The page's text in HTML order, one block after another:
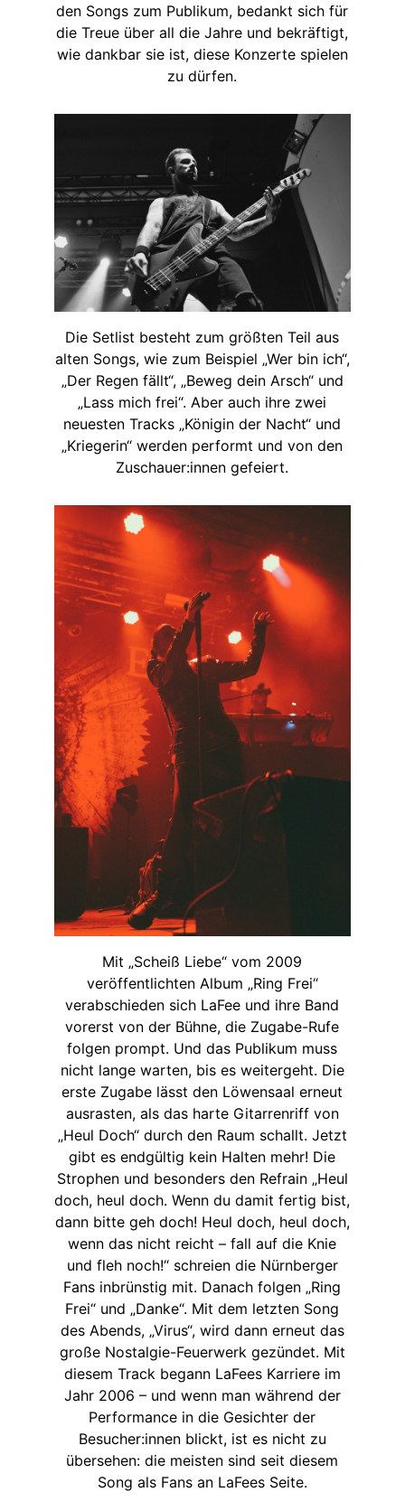
den Songs zum Publikum, bedankt sich für
die Treue über all die Jahre und bekräftigt,
wie dankbar sie ist, diese Konzerte spielen
zu dürfen.
Die Setlist besteht zum größten Teil aus
alten Songs, wie zum Beispiel „Wer bin ich“,
„Der Regen fällt“, „Beweg dein Arsch“ und
„Lass mich frei“. Aber auch ihre zwei
neuesten Tracks „Königin der Nacht“ und
„Kriegerin“ werden performt und von den
Zuschauer:innen gefeiert.
Mit „Scheiß Liebe“ vom 2009
veröffentlichten Album „Ring Frei“
verabschieden sich LaFee und ihre Band
vorerst von der Bühne, die Zugabe-Rufe
folgen prompt. Und das Publikum muss
nicht lange warten, bis es weitergeht. Die
erste Zugabe lässt den Löwensaal erneut
ausrasten, als das harte Gitarrenriff von
„Heul Doch“ durch den Raum schallt. Jetzt
gibt es endgültig kein Halten mehr! Die
Strophen und besonders den Refrain „Heul
doch, heul doch. Wenn du damit fertig bist,
dann bitte geh doch! Heul doch, heul doch,
wenn das nicht reicht – fall auf die Knie
und fleh noch!“ schreien die Nürnberger
Fans inbrünstig mit. Danach folgen „Ring
Frei“ und „Danke“. Mit dem letzten Song
des Abends, „Virus“, wird dann erneut das
große Nostalgie-Feuerwerk gezündet. Mit
diesem Track begann LaFees Karriere im
Jahr 2006 – und wenn man während der
Performance in die Gesichter der
Besucher:innen blickt, ist es nicht zu
übersehen: die meisten sind seit diesem
Song als Fans an LaFees Seite.